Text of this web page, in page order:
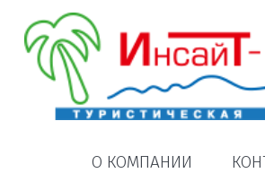
О КОМПАНИИ